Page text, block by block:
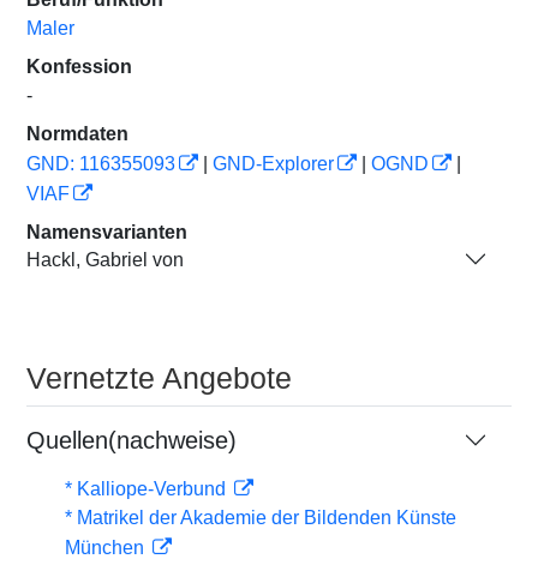
Maler
Konfession
-
Normdaten
GND: 116355093
GND-Explorer OGND
VIAF
Namensvarianten
Hackl, Gabriel von
Vernetzte Angebote
Quellen(nachweise)
* Kalliope-Verbund
* Matrikel der Akademie der Bildenden Künste
München